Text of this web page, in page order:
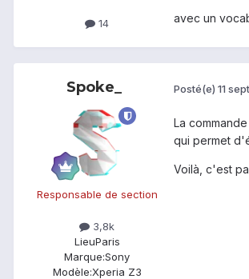
14 avec un
Spoke_
Responsable de section
3,8k
LieuParis
Marque:Sony
Modèle:Xperia Z3
Posté(e) 11
La
qui permet
Voilà, c'est